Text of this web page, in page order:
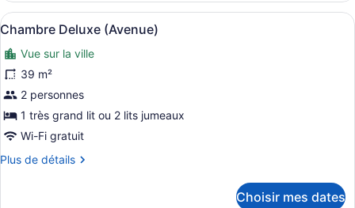
(Avenue)
chambres
Afficher
toutes
les
photos
pour
ce
type
chambre :
Une chambre d’hôtel avec un lit,
7
Chambre Deluxe (Avenue)
Vue sur la ville
39 m²
2 personnes
1 très grand lit ou 2 lits jumeaux
Wi-Fi gratuit
Plus de détails
Plus
Choisir mes dates